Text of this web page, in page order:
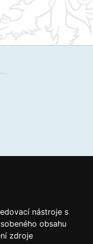
nástroje s
obsahu
zdroje